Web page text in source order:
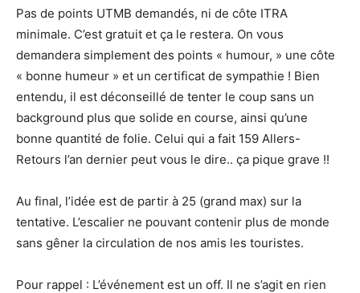
Pas de points UTMB demandés, ni de côte ITRA
minimale. C’est gratuit et ça le restera. On vous
demandera simplement des points « humour, » une côte
« bonne humeur » et un certificat de sympathie ! Bien
entendu, il est déconseillé de tenter le coup sans un
background plus que solide en course, ainsi qu’une
bonne quantité de folie. Celui qui a fait 159 Allers-
Retours l’an dernier peut vous le dire.. ça pique grave !!
Au final, l’idée est de partir à 25 (grand max) sur la
tentative. L’escalier ne pouvant contenir plus de monde
sans gêner la circulation de nos amis les touristes.
Pour rappel : L’événement est un off. Il ne s’agit en rien